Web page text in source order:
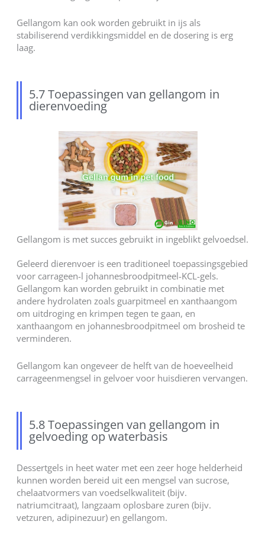
Gellangom kan ook worden gebruikt in ijs als
stabiliserend verdikkingsmiddel en de dosering is erg
laag.
5.7 Toepassingen van gellangom in
dierenvoeding
Gellangom is met succes gebruikt in ingeblikt gelvoedsel.
Geleerd dierenvoer is een traditioneel toepassingsgebied
voor carrageen-l johannesbroodpitmeel-KCL-gels.
Gellangom kan worden gebruikt in combinatie met
andere hydrolaten zoals guarpitmeel en xanthaangom
om uitdroging en krimpen tegen te gaan, en
xanthaangom en johannesbroodpitmeel om brosheid te
verminderen.
Gellangom kan ongeveer de helft van de hoeveelheid
carrageenmengsel in gelvoer voor huisdieren vervangen.
5.8 Toepassingen van gellangom in
gelvoeding op waterbasis
Dessertgels in heet water met een zeer hoge helderheid
kunnen worden bereid uit een mengsel van sucrose,
chelaatvormers van voedselkwaliteit (bijv.
natriumcitraat), langzaam oplosbare zuren (bijv.
vetzuren, adipinezuur) en gellangom.